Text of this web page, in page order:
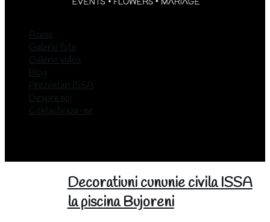
Acasa
Galerie foto
Galerie video
Blog
Prezentari ISSA
Despre noi
Contacteaza-ne
Decoratiuni cununie civila ISSA
la piscina Bujoreni